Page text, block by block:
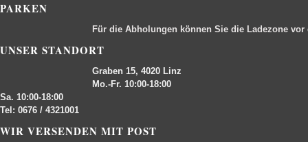
PARKEN
Für die Abholungen können Sie die Ladezone
UNSER STANDORT
Graben 15, 4020 Linz
Mo.-Fr. 10:00-18:00
Sa. 10:00-18:00
Tel: 0676 / 4321001
WIR VERSENDEN MIT POST